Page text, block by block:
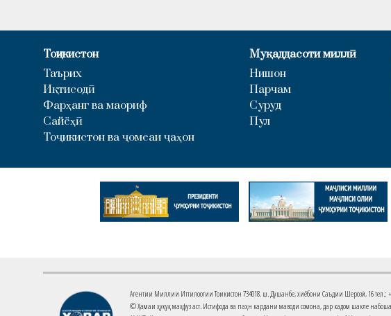
Тоҷикистон
Таърих
Иқтисодӣ
Фарҳанг ва маориф
Сайёҳӣ
Тоҷикистон ва ҷомеаи ҷаҳон
Муқаддасоти миллӣ
Нишон
Парчам
Суруд
Пул
Агентии Миллии Иттилоотии Тоҷикистон 734018. ш. Душанбе, хиёбони Саъдии Шерозӣ, 16 тел.:
© Ҳамаи ҳуқуқ маҳфуз аст. Истифода ва паҳн кардани маводи сомона, дар кадом шакле